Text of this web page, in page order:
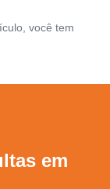
você tem
em